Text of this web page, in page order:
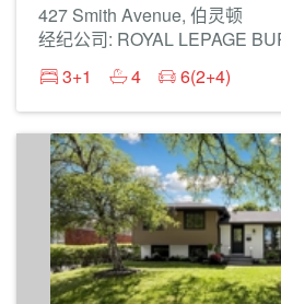
427 Smith Avenue, 伯灵顿
3+1
4 6(2+4)